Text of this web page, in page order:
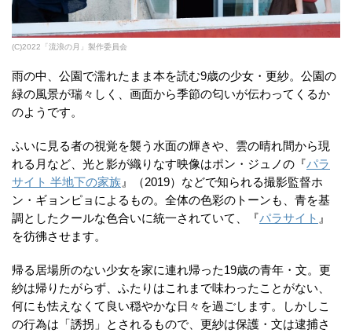
(C)2022「流浪の月」製作委員会
雨の中、公園で濡れたまま本を読む9歳の少女・更紗。公園の
緑の風景が瑞々しく、画面から季節の匂いが伝わってくるか
のようです。
ふいに見る者の視覚を襲う水面の輝きや、雲の晴れ間から現
れる月など、光と影が織りなす映像はポン・ジュノの『パラ
サイト 半地下の家族』（2019）などで知られる撮影監督ホ
ン・ギョンピョによるもの。全体の色彩のトーンも、青を基
調としたクールな色合いに統一されていて、『パラサイト 』
を彷彿させます。
帰る居場所のない少女を家に連れ帰った19歳の青年・文。更
紗は帰りたがらず、ふたりはこれまで味わったことがない、
何にも怯えなくて良い穏やかな日々を過ごします。しかしこ
の行為は「誘拐」とされるもので、更紗は保護・文は逮捕さ